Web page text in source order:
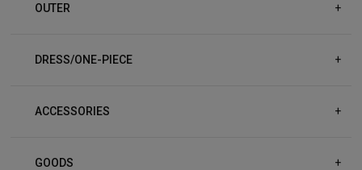
OUTER +
DRESS/ONE-PIECE +
ACCESSORIES +
GOODS +